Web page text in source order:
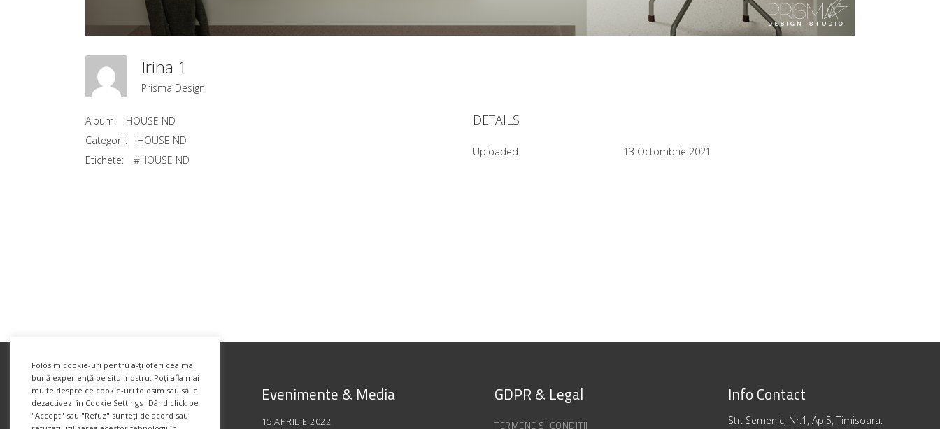
Irina 1
Prisma Design
Album:
HOUSE ND
Categorii:
HOUSE ND
Etichete:
#HOUSE ND
DETAILS
Uploaded 13 Octombrie 2021
Evenimente & Media
15 APRILIE 2022
GDPR & Legal
TERMENE SI CONDITII
Info Contact
Str. Semenic, Nr.1, Ap.5, Timisoara.
Folosim cookie-uri pentru a-ți oferi cea mai
bună experiență pe situl nostru. Poți afla mai
multe despre ce cookie-uri folosim sau să le
dezactivezi în Cookie Settings . Dând click pe
"Accept" sau "Refuz" sunteți de acord sau